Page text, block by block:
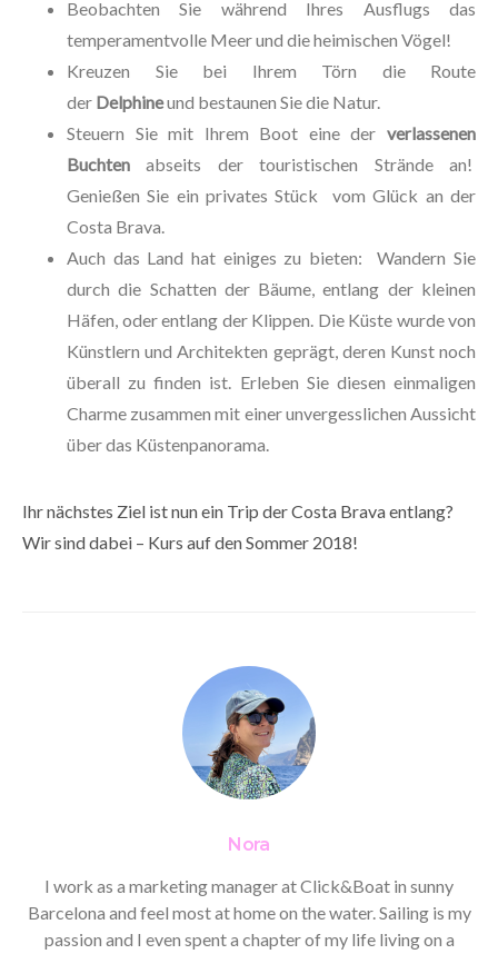
Beobachten Sie während Ihres Ausflugs das
temperamentvolle Meer und die heimischen Vögel!
Kreuzen Sie bei Ihrem Törn die Route
der Delphineund bestaunen Sie die Natur.
Steuern Sie mit Ihrem Boot eine der verlassenen
Buchten abseits der touristischen Strände an!
Genießen Sie ein privates Stück vom Glück an der
Costa Brava.
Auch das Land hat einiges zu bieten: Wandern Sie
durch die Schatten der Bäume, entlang der kleinen
Häfen, oder entlang der Klippen. Die Küste wurde von
Künstlern und Architekten geprägt, deren Kunst noch
überall zu finden ist. Erleben Sie diesen einmaligen
Charme zusammen mit einer unvergesslichen Aussicht
über das Küstenpanorama.
Ihr nächstes Ziel ist nun ein Trip der Costa Brava entlang?
Wir sind dabei – Kurs auf den Sommer 2018!
Nora
I work as a marketing manager at Click&Boat in sunny
Barcelona and feel most at home on the water. Sailing is my
passion and I even spent a chapter of my life living on a